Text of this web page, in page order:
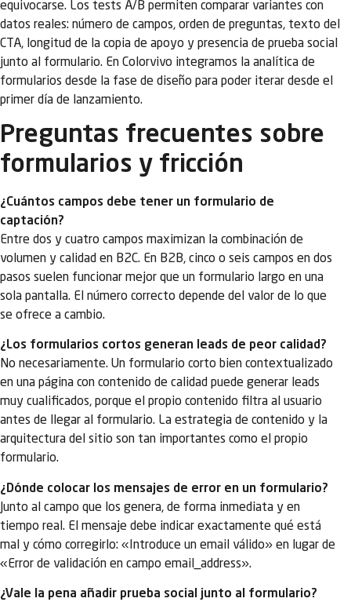
equivocarse. Los tests A/B permiten comparar variantes con
datos reales: número de campos, orden de preguntas, texto del
CTA, longitud de la copia de apoyo y presencia de prueba social
junto al formulario. En Colorvivo integramos la analítica de
formularios desde la fase de diseño para poder iterar desde el
primer día de lanzamiento.
Preguntas frecuentes sobre
formularios y fricción
¿Cuántos campos debe tener un formulario de
captación?
Entre dos y cuatro campos maximizan la combinación de
volumen y calidad en B2C. En B2B, cinco o seis campos en dos
pasos suelen funcionar mejor que un formulario largo en una
sola pantalla. El número correcto depende del valor de lo que
se ofrece a cambio.
¿Los formularios cortos generan leads de peor calidad?
No necesariamente. Un formulario corto bien contextualizado
en una página con contenido de calidad puede generar leads
muy cualificados, porque el propio contenido filtra al usuario
antes de llegar al formulario. La estrategia de contenido y la
arquitectura del sitio son tan importantes como el propio
formulario.
¿Dónde colocar los mensajes de error en un formulario?
Junto al campo que los genera, de forma inmediata y en
tiempo real. El mensaje debe indicar exactamente qué está
mal y cómo corregirlo: «Introduce un email válido» en lugar de
«Error de validación en campo email_address».
¿Vale la pena añadir prueba social junto al formulario?